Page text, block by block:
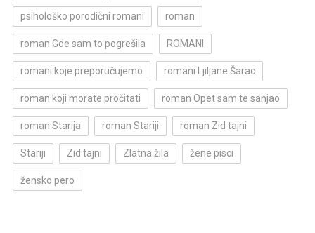
psihološko porodični romani roman
roman Gde sam to pogrešila ROMANI
romani koje preporučujemo romani Ljiljane Šarac
roman koji morate pročitati roman Opet sam te sanjao
roman Starija roman Stariji roman Zid tajni
Stariji Zid tajni Zlatna žila žene pisci
žensko pero